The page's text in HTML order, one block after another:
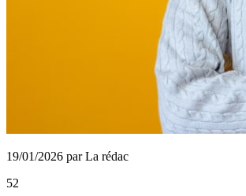
19/01/2026 par La rédac
52